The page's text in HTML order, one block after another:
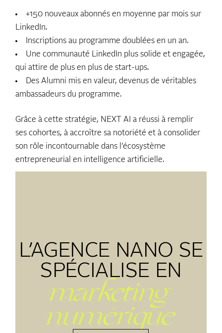
+150 nouveaux abonnés en moyenne par mois sur
LinkedIn.
Inscriptions au programme doublées en un an.
Une communauté LinkedIn plus solide et engagée,
qui attire de plus en plus de start-ups.
Des Alumni mis en valeur, devenus de véritables
ambassadeurs du programme.
Grâce à cette stratégie, NEXT AI a réussi à remplir
ses cohortes, à accroître sa notoriété et à consolider
son rôle incontournable dans l’écosystème
entrepreneurial en intelligence artificielle.
L’AGENCE NANO SE
SPÉCIALISE EN
marketing
numérique